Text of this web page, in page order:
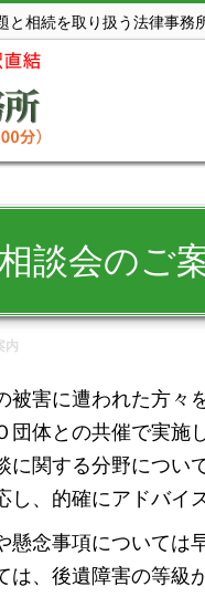
相続を取り扱う法律事務
談会のご
内
害に遭われた方々
体との共催で実施
関する分野につい
、的確にアドバイ
念事項については
は、後遺障害の等級